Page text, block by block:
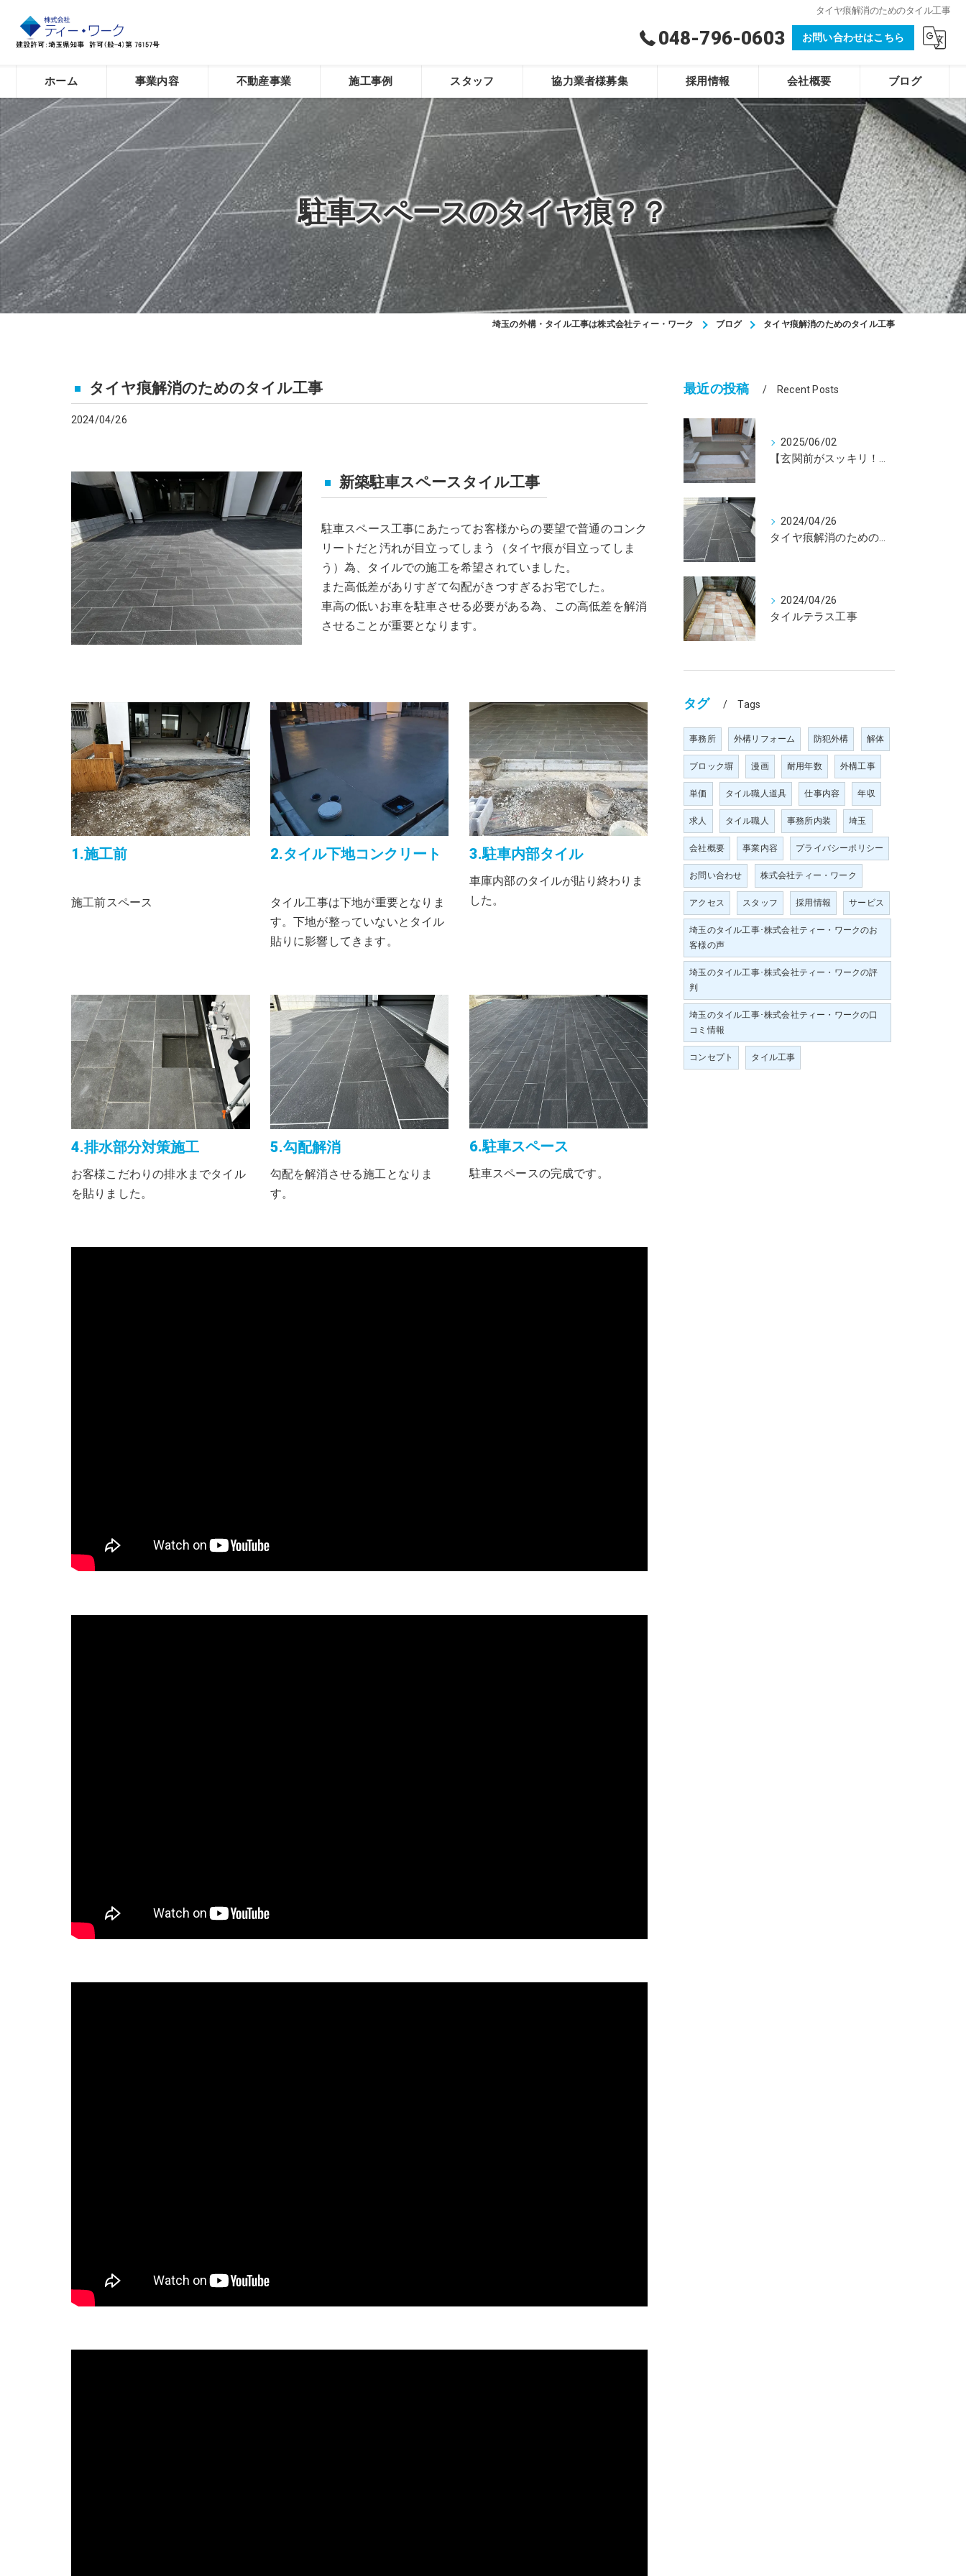
タイヤ痕解消のためのタイル工事
048-796-0603 お問い合わせはこちら
ホーム 事業内容 不動産事業 施工事例 スタッフ 協力業者様募集 採用情報 会社概要
株式会社ティー・ワーク
ブログ
駐車スペースのタイヤ痕？？
埼玉の外構・タイル工事は株式会社ティー・ワーク ブログ タイヤ痕解消のためのタイル工事
タイヤ痕解消のためのタイル工事
2024/04/26
新築駐車スペースタイル工事
駐車スペース工事にあたってお客様からの要望で普通のコンク
リートだと汚れが目立ってしまう（タイヤ痕が目立ってしま
う）為、タイルでの施工を希望されていました。
また高低差がありすぎて勾配がきつすぎるお宅でした。
車高の低いお車を駐車させる必要がある為、この高低差を解消
させることが重要となります。
1.施工前
施工前スペース
2.タイル下地コンクリート
タイル工事は下地が重要となりま
す。下地が整っていないとタイル
貼りに影響してきます。
3.駐車内部タイル
車庫内部のタイルが貼り終わりま
した。
4.排水部分対策施工
お客様こだわりの排水までタイル
を貼りました。
5.勾配解消
勾配を解消させる施工となりま
す。
6.駐車スペース
駐車スペースの完成です。
最近の投稿 Recent Posts
2025/06/02
【玄関前がスッキリ！駐輪場を駐車場に！】ブロック塀を解体した外構リフォーム
2024/04/26
タイヤ痕解消のためのタイル工事
2024/04/26
タイルテラス工事
タグ Tags
事務所 外構リフォーム 防犯外構 解体
ブロック塀 漫画 耐用年数 外構工事
単価 タイル職人道具 仕事内容 年収
求人 タイル職人 事務所内装 埼玉
会社概要 事業内容 プライバシーポリシー
お問い合わせ 株式会社ティー・ワーク
アクセス スタッフ 採用情報 サービス
埼玉のタイル工事･株式会社ティー・ワークのお
客様の声
埼玉のタイル工事･株式会社ティー・ワークの評
判
埼玉のタイル工事･株式会社ティー・ワークの口
コミ情報
コンセプト タイル工事